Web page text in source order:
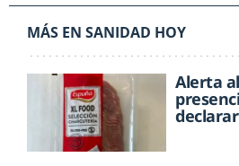
MÁS EN SANIDAD HOY
Alerta